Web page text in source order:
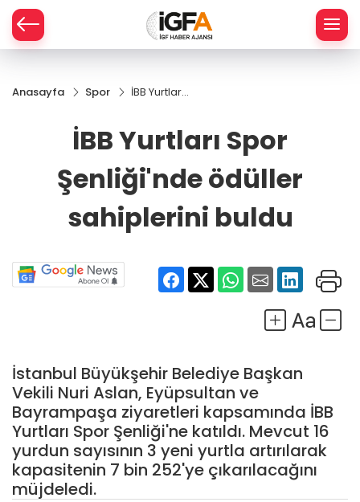
Anasayfa Spor
İBB Yurtları
ödüller
buldu
İBB Yurtları Spor
Şenliği'nde ödüller
sahiplerini buldu
İstanbul Büyükşehir Belediye Başkan
Vekili Nuri Aslan, Eyüpsultan ve
Bayrampaşa ziyaretleri kapsamında İBB
Yurtları Spor Şenliği'ne katıldı. Mevcut 16
yurdun sayısının 3 yeni yurtla artırılarak
kapasitenin 7 bin 252'ye çıkarılacağını
müjdeledi.